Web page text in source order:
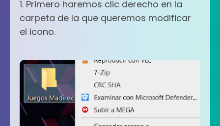
1. Primero haremos clic derecho en la
carpeta de la que queremos modificar
el icono.